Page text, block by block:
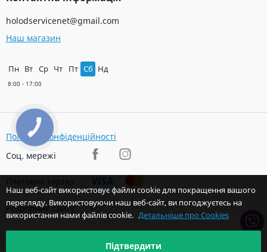
holodservicenet@gmail.com
Наш магазин
Пн Вт Ср Чт Пт Сб Нд
Політика конфіденційності
Соц. мережі
Розробник сайту
Наш веб-сайт використовує файли cookie для покращення вашого
перегляду. Використовуючи наш веб-сайт, ви погоджуєтесь на
використання нами файлів cookie. Детальніше про Cookies
Підтвердити
КНОПКА
ЗВ'ЯЗКУ